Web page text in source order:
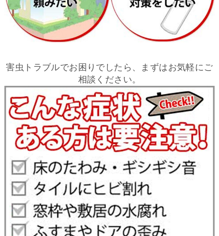
害虫トラブルでお困りでしたら、まずはお気軽にご
相談ください。